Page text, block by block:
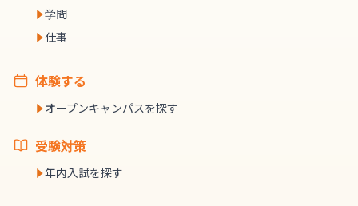
学問
仕事
体験する
オープンキャンパスを探す
受験対策
年内入試を探す